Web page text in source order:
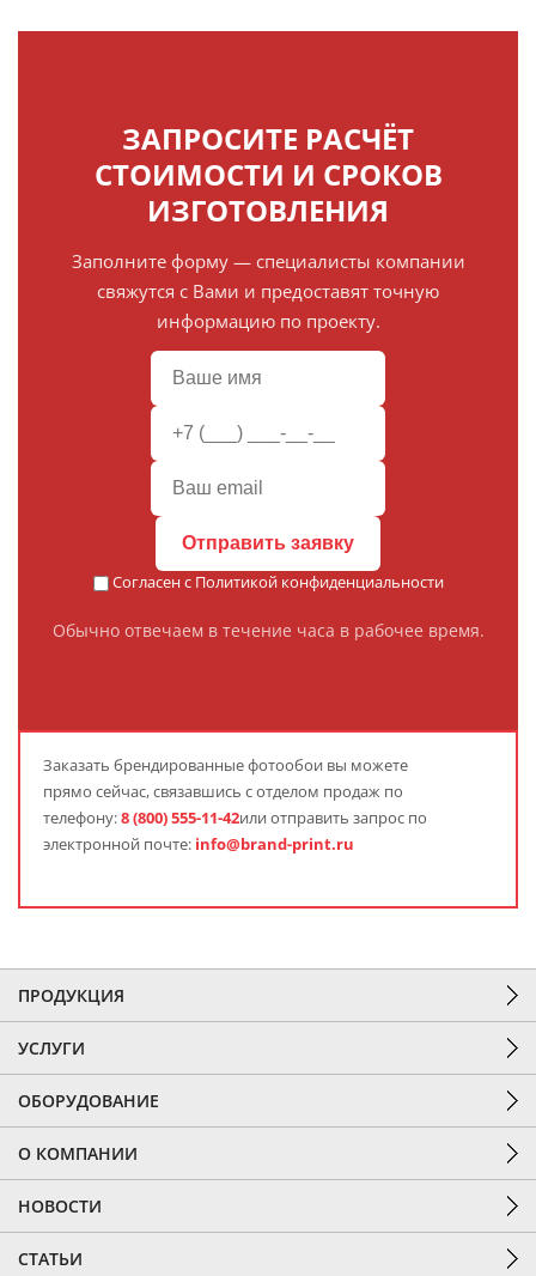
ЗАПРОСИТЕ РАСЧЁТ
СТОИМОСТИ И СРОКОВ
ИЗГОТОВЛЕНИЯ
Заполните форму — специалисты компании
свяжутся с Вами и предоставят точную
информацию по проекту.
Отправить заявку
Согласен с Политикой конфиденциальности
Обычно отвечаем в течение часа в рабочее время.
Заказать брендированные фотообои вы можете
прямо сейчас, связавшись с отделом продаж по
телефону:8 (800) 555-11-42или отправить запрос по
электронной почте: info@brand-print.ru
ПРОДУКЦИЯ
УСЛУГИ
ОБОРУДОВАНИЕ
О КОМПАНИИ
НОВОСТИ
СТАТЬИ